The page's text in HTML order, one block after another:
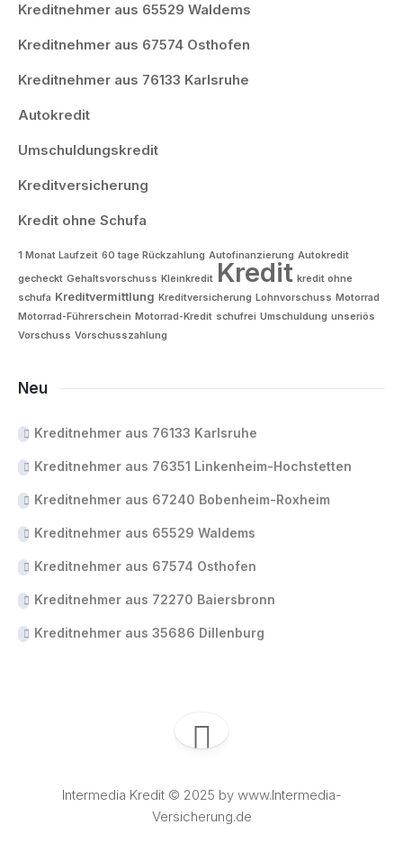
Kreditnehmer aus 65529 Waldems
Kreditnehmer aus 67574 Osthofen
Kreditnehmer aus 76133 Karlsruhe
Autokredit
Umschuldungskredit
Kreditversicherung
Kredit ohne Schufa
1 Monat Laufzeit 60 tage Rückzahlung Autofinanzierung Autokredit
gecheckt Gehaltsvorschuss Kleinkredit Kredit kredit ohne
schufa Kreditvermittlung Kreditversicherung Lohnvorschuss Motorrad
Motorrad-Führerschein Motorrad-Kredit schufrei Umschuldung unseriös
Vorschuss Vorschusszahlung
Neu
Kreditnehmer aus 76133 Karlsruhe
Kreditnehmer aus 76351 Linkenheim-Hochstetten
Kreditnehmer aus 67240 Bobenheim-Roxheim
Kreditnehmer aus 65529 Waldems
Kreditnehmer aus 67574 Osthofen
Kreditnehmer aus 72270 Baiersbronn
Kreditnehmer aus 35686 Dillenburg
Intermedia Kredit © 2025 by www.Intermedia-
Versicherung.de